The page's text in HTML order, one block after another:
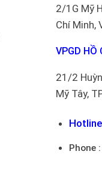
2/1G Mỹ
Chí Minh,
VPGD HỒ
21/2
Mỹ Tây,
Phone :